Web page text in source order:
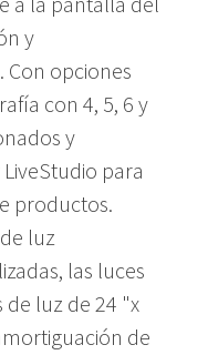
y
opciones
con 4, 5, 6 y
y
para
productos.
luz
las luces
de luz de 24 "x
de